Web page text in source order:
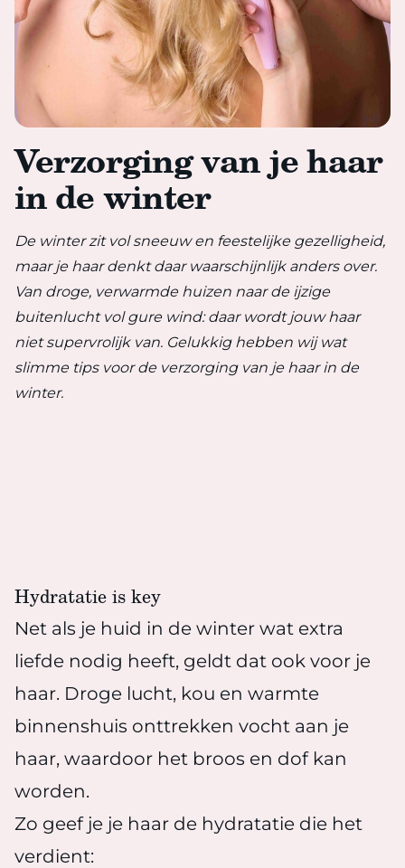
Verzorging van je haar
in de winter
De winter zit vol sneeuw en feestelijke gezelligheid,
maar je haar denkt daar waarschijnlijk anders over.
Van droge, verwarmde huizen naar de ijzige
buitenlucht vol gure wind: daar wordt jouw haar
niet supervrolijk van. Gelukkig hebben wij wat
slimme tips voor de verzorging van je haar in de
winter.
Hydratatie is key
Net als je huid in de winter wat extra
liefde nodig heeft, geldt dat ook voor je
haar. Droge lucht, kou en warmte
binnenshuis onttrekken vocht aan je
haar, waardoor het broos en dof kan
worden.
Zo geef je je haar de hydratatie die het
verdient: